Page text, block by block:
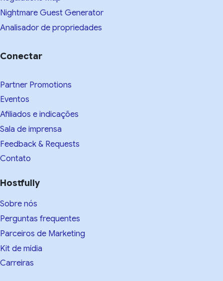
Nightmare Guest Generator
Analisador de propriedades
Conectar
Partner Promotions
Eventos
Afiliados e indicações
Sala de imprensa
Feedback & Requests
Contato
Hostfully
Sobre nós
Perguntas frequentes
Parceiros de Marketing
Kit de mídia
Carreiras